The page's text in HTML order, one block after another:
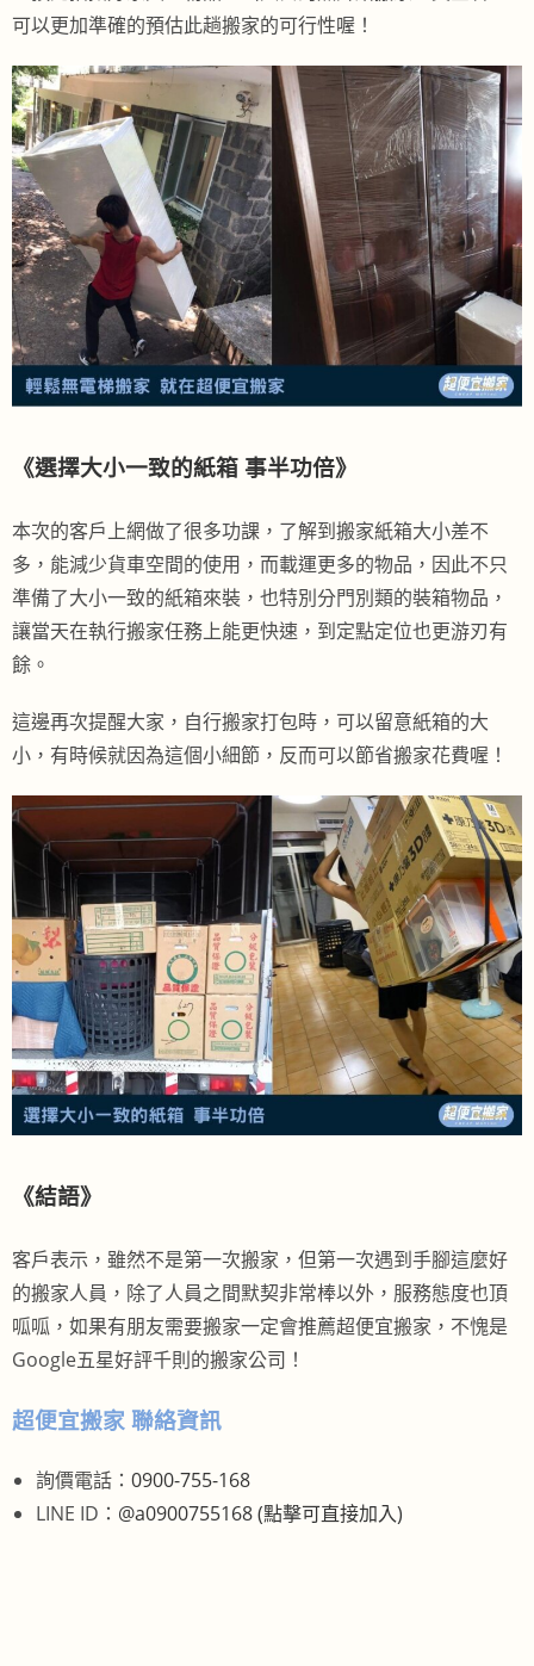
可以更加準確的預估此趟搬家的可行性喔！
《選擇大小一致的紙箱 事半功倍》
本次的客戶上網做了很多功課，了解到搬家紙箱大小差不
多，能減少貨車空間的使用，而載運更多的物品，因此不只
準備了大小一致的紙箱來裝，也特別分門別類的裝箱物品，
讓當天在執行搬家任務上能更快速，到定點定位也更游刃有
餘。
這邊再次提醒大家，自行搬家打包時，可以留意紙箱的大
小，有時候就因為這個小細節，反而可以節省搬家花費喔！
《結語》
客戶表示，雖然不是第一次搬家，但第一次遇到手腳這麼好
的搬家人員，除了人員之間默契非常棒以外，服務態度也頂
呱呱，如果有朋友需要搬家一定會推薦超便宜搬家，不愧是
Google五星好評千則的搬家公司！
超便宜搬家 聯絡資訊
詢價電話： 0900-755-168
LINE ID： @a0900755168 (點擊可直接加入)